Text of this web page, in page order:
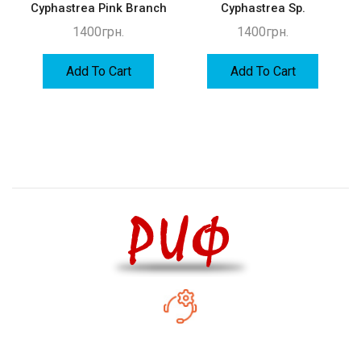
Cyphastrea Pink Branch
1400грн.
Add To Cart
Cyphastrea Sp.
1400грн.
Add To Cart